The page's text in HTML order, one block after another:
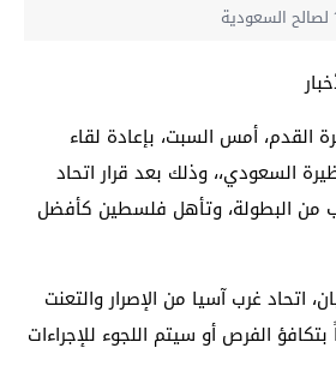
القدم، أمس السبت، بإعادة لقاء
السعودي،، وذلك بعد قرار اتحاد
من البطولة، وتأهل فلسطين كأفضل
اتحاد غرب آسيا من الإصرار والتعنت
بتكافؤ الفرص أو سيتم اللجوء للإجراءات